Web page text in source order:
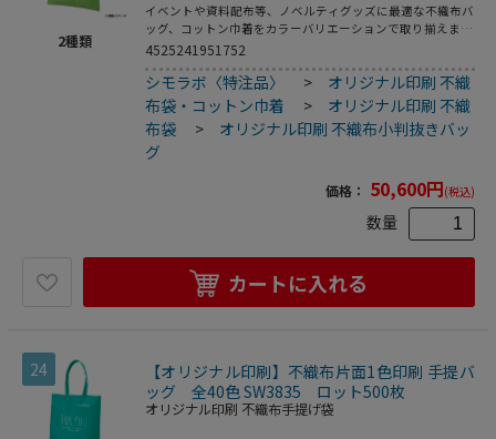
2種類
イベントや資料配布等、ノベルティグッズに最適な不織布バ
ッグ、コットン巾着をカラーバリエーションで取り揃えまし
た。片面シルク1色印刷、印刷領域は別途テンプレートでご
4525241951752
シモラボ〈特注品〉 > オリジナル印刷 不織
布袋・コットン巾着
> オリジナル印刷 不織
布袋
> オリジナル印刷 不織布小判抜きバッ
グ
価格： 50,600円(税込)
数量
カートに入れる
24
【オリジナル印刷】不織布片面1色印刷 手提バ
ッグ 全40色 SW3835 ロット500枚
オリジナル印刷 不織布手提げ袋